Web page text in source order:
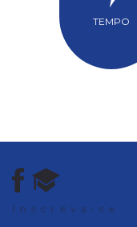
TEMPO
Inscreva-se